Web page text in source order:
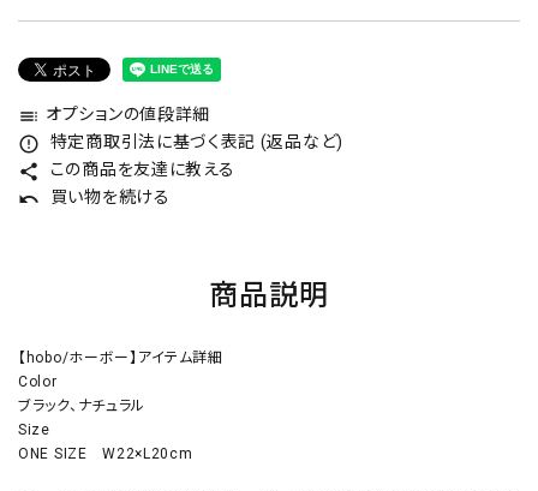
toc オプションの値段詳細
error_outline 特定商取引法に基づく表記 (返品など)
share この商品を友達に教える
undo 買い物を続ける
商品説明
【hobo/ホーボー】アイテム詳細
Color
ブラック、ナチュラル
Size
ONE SIZE W22×L20cm